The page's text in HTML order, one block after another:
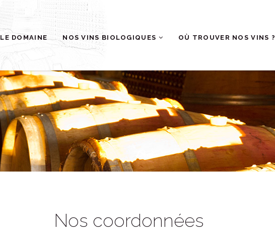
LE DOMAINE NOS VINS BIOLOGIQUES OÙ TROUVER NOS VINS ?
Nos coordonnées